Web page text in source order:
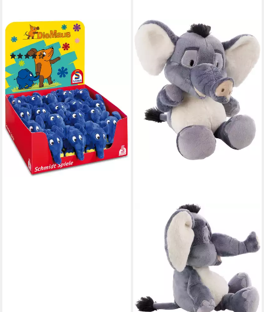
SCHMIDT SPIELE
Plüschfigur
(4)
18,39 €
lieferbar - in 3-4 Werktagen bei dir